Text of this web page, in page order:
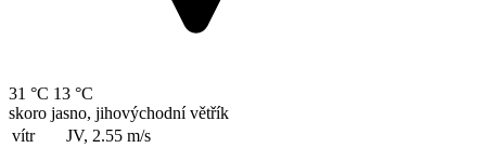
31 °C 13 °C
skoro jasno, jihovýchodní větřík
vítr
JV, 2.55 m/s